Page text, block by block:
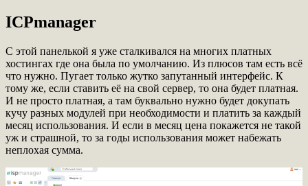
ICPmanager
С этой панелькой я уже сталкивался на многих платных
хостингах где она была по умолчанию. Из плюсов там есть всё
что нужно. Пугает только жутко запутанный интерфейс. К
тому же, если ставить её на свой сервер, то она будет платная.
И не просто платная, а там буквально нужно будет докупать
кучу разных модулей при необходимости и платить за каждый
месяц использования. И если в месяц цена покажется не такой
уж и страшной, то за годы использования может набежать
неплохая сумма.